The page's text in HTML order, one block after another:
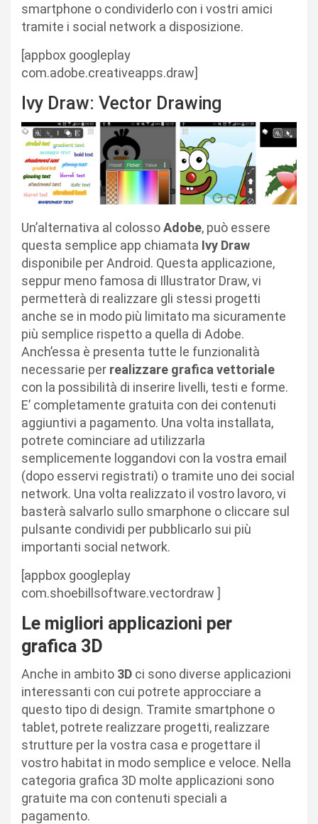
smartphone o condividerlo con i vostri amici
tramite i social network a disposizione.
[appbox googleplay
com.adobe.creativeapps.draw]
Ivy Draw: Vector Drawing
Un’alternativa al colossoAdobe, può essere
questa semplice app chiamata Ivy Draw
disponibile per Android. Questa applicazione,
seppur meno famosa di Illustrator Draw, vi
permetterà di realizzare gli stessi progetti
anche se in modo più limitato ma sicuramente
più semplice rispetto a quella di Adobe.
Anch’essa è presenta tutte le funzionalità
necessarie per realizzare grafica vettoriale
con la possibilità di inserire livelli, testi e forme.
E’ completamente gratuita con dei contenuti
aggiuntivi a pagamento. Una volta installata,
potrete cominciare ad utilizzarla
semplicemente loggandovi con la vostra email
(dopo esservi registrati) o tramite uno dei social
network. Una volta realizzato il vostro lavoro, vi
basterà salvarlo sullo smarphone o cliccare sul
pulsante condividi per pubblicarlo sui più
importanti social network.
[appbox googleplay
com.shoebillsoftware.vectordraw ]
Le migliori applicazioni per
grafica 3D
Anche in ambito 3D ci sono diverse applicazioni
interessanti con cui potrete approcciare a
questo tipo di design. Tramite smartphone o
tablet, potrete realizzare progetti, realizzare
strutture per la vostra casa e progettare il
vostro habitat in modo semplice e veloce. Nella
categoria grafica 3D molte applicazioni sono
gratuite ma con contenuti speciali a
pagamento.